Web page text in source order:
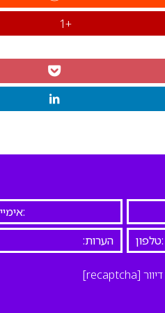
+1
[recaptcha]